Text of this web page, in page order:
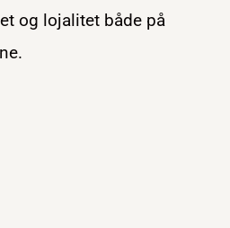
og lojalitet både på